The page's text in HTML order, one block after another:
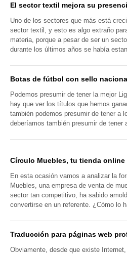
El sector textil mejora su
Uno de los sectores que más está
sector textil, y esto es algo extraño
materia, porque a pesar de ser un
durante los últimos años se había
Botas de fútbol con sello
Podemos presumir de tener la mejor
hay que ver los títulos que hemos
también podemos presumir de tener a
deberíamos también presumir de tener
Círculo Muebles, tu tienda online
En esta ocasión vamos a analizar la
Muebles, una empresa de venta de
sector tan competitivo, ha sabido
convertirse en un referente. ¿Cómo lo
Traducción para páginas web
Obviamente, desde que existe